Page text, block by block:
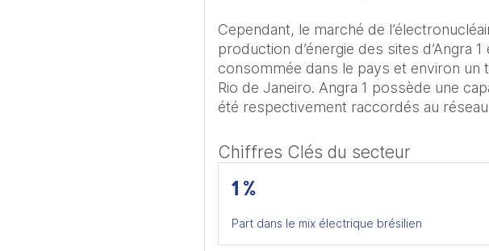
Cependant, le marché de
production d’énergie des sites d’Angra
consommée dans le pays et environ un
Rio de Janeiro. Angra 1 possède une
été respectivement raccordés au
Chiffres Clés du secteur
1 %
Part dans le mix électrique brésilien